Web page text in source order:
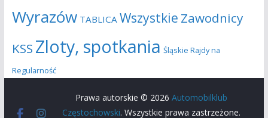
Wyrazów TABLICA Wszystkie Zawodnicy
KSS Zloty, spotkania Śląskie Rajdy na
Regularność
Prawa autorskie © 2026 Automobilklub
Częstochowski. Wszystkie prawa zastrzeżone.